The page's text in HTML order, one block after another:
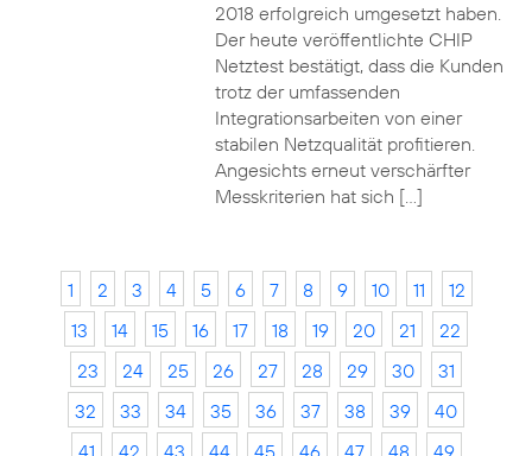
2018 erfolgreich umgesetzt haben.
Der heute veröffentlichte CHIP
Netztest bestätigt, dass die Kunden
trotz der umfassenden
Integrationsarbeiten von einer
stabilen Netzqualität profitieren.
Angesichts erneut verschärfter
Messkriterien hat sich […]
1 2 3 4 5 6 7 8 9 10 11
12
13
14 15 16 17 18 19 20 21
22
23
24 25 26 27 28 29 30
31
32
33 34 35 36 37 38 39
40
41
42 43 44 45 46 47 48
49